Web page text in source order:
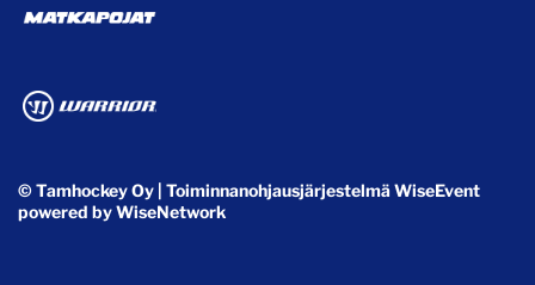
© Tamhockey Oy | ToiminnanohjausjärjestelmäWiseEvent
powered byWiseNetwork